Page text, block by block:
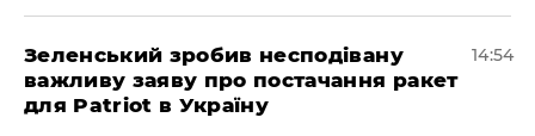
Зеленський зробив несподівану
важливу заяву про постачання ракет
для Patriot в Україну
14:54